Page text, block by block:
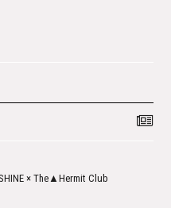
× The▲Hermit Club